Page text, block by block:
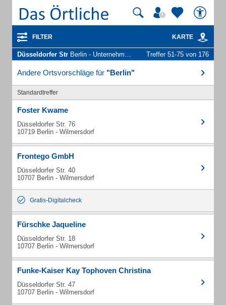
FILTER KARTE
Düsseldorfer Str Berlin - Unternehmen und Personen Treffer 51-75 von 176
Andere Ortsvorschläge für "Berlin"
Standardtreffer
Foster Kwame
Düsseldorfer Str. 76
10719 Berlin - Wilmersdorf
Frontego GmbH
Düsseldorfer Str. 40
10707 Berlin - Wilmersdorf
Gratis-Digitalcheck
Fürschke Jaqueline
Düsseldorfer Str. 18
10707 Berlin - Wilmersdorf
Funke-Kaiser Kay Tophoven Christina
Düsseldorfer Str. 47
10707 Berlin - Wilmersdorf